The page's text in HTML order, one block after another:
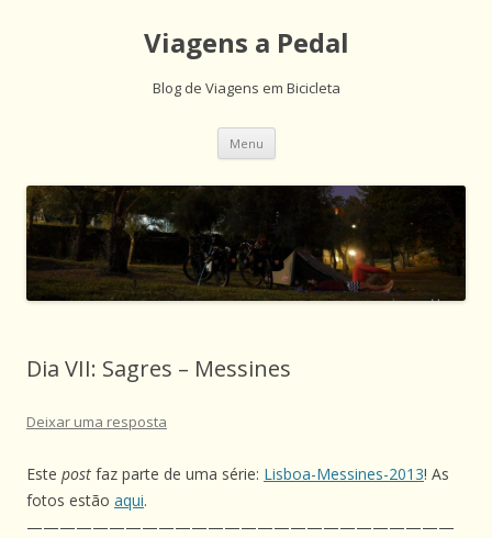
Viagens a Pedal
Blog de Viagens em Bicicleta
Menu Saltar
o
conteúdo
Dia VII: Sagres – Messines
Deixar uma resposta
Este post faz parte de uma série: Lisboa-Messines-2013! As
fotos estão aqui.
——————————————————————————